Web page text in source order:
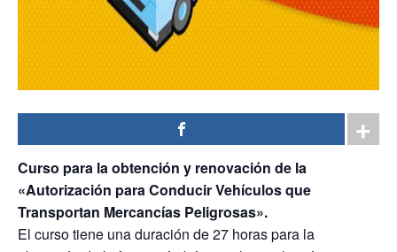
Curso para la obtención y renovación de la
«Autorización para Conducir Vehículos que
Transportan Mercancías Peligrosas».
El curso tiene una duración de 27 horas para la